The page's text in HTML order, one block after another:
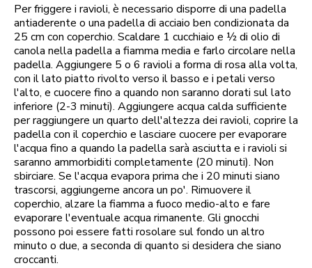
Per friggere i ravioli, è necessario disporre di una padella
antiaderente o una padella di acciaio ben condizionata da
25 cm con coperchio. Scaldare 1 cucchiaio e ½ di olio di
canola nella padella a fiamma media e farlo circolare nella
padella. Aggiungere 5 o 6 ravioli a forma di rosa alla volta,
con il lato piatto rivolto verso il basso e i petali verso
l'alto, e cuocere fino a quando non saranno dorati sul lato
inferiore (2-3 minuti). Aggiungere acqua calda sufficiente
per raggiungere un quarto dell'altezza dei ravioli, coprire la
padella con il coperchio e lasciare cuocere per evaporare
l'acqua fino a quando la padella sarà asciutta e i ravioli si
saranno ammorbiditi completamente (20 minuti). Non
sbirciare. Se l'acqua evapora prima che i 20 minuti siano
trascorsi, aggiungerne ancora un po'. Rimuovere il
coperchio, alzare la fiamma a fuoco medio-alto e fare
evaporare l'eventuale acqua rimanente. Gli gnocchi
possono poi essere fatti rosolare sul fondo un altro
minuto o due, a seconda di quanto si desidera che siano
croccanti.